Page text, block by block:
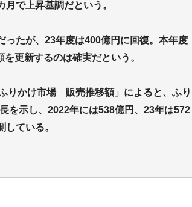
で上昇基調だという。
たが、23年度は400億円に回復。本年度
更新するのは確実だという。
りかけ市場 販売推移額」によると、ふり
を示し、2022年には538億円、23年は572
ている。